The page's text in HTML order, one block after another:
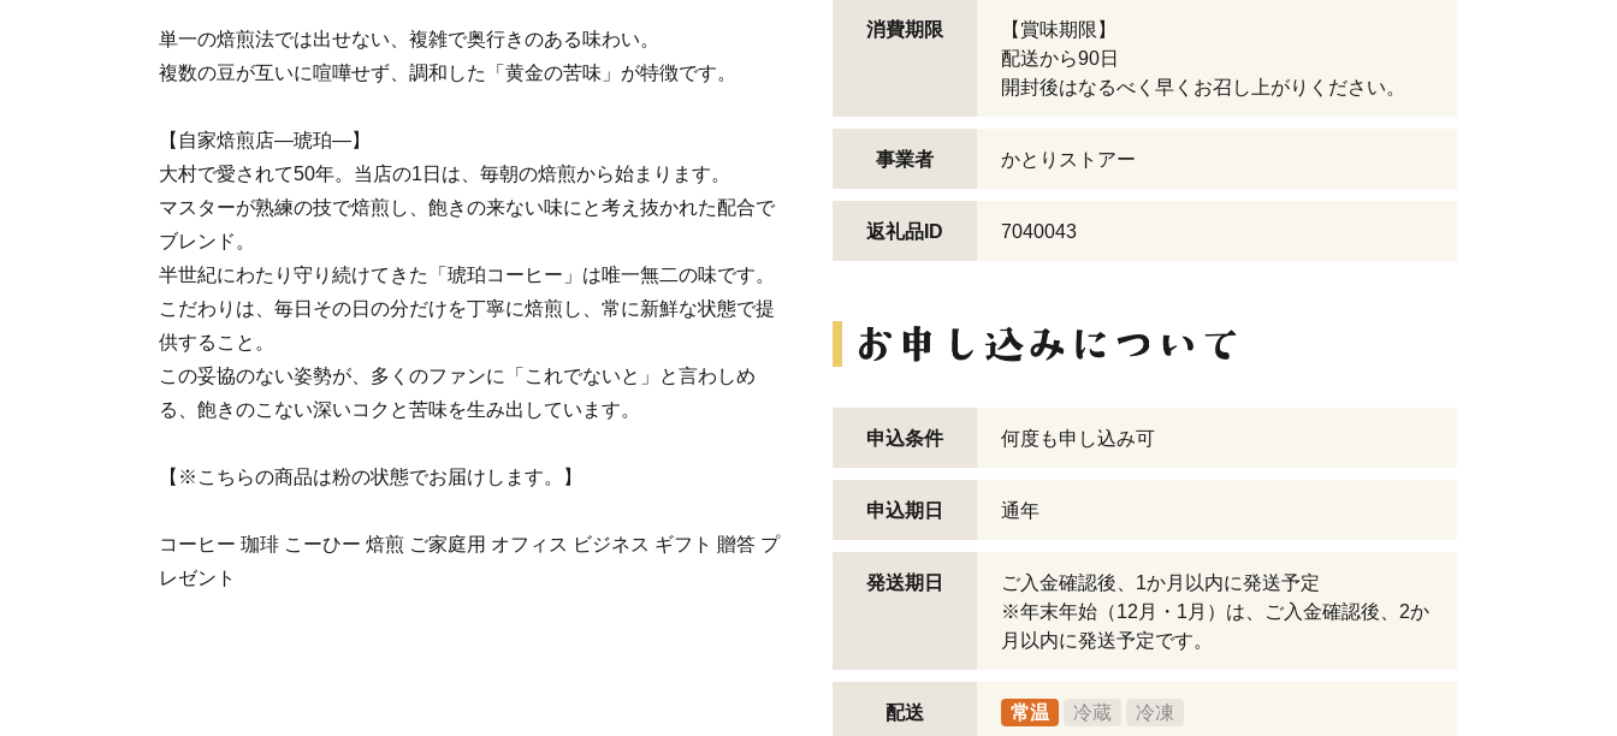
単一の焙煎法では出せない、複雑で奥行きのある味わい。
複数の豆が互いに喧嘩せず、調和した「黄金の苦味」が特徴です。
【自家焙煎店―琥珀―】
大村で愛されて50年。当店の1日は、毎朝の焙煎から始まります。
マスターが熟練の技で焙煎し、飽きの来ない味にと考え抜かれた配合で
ブレンド。
半世紀にわたり守り続けてきた「琥珀コーヒー」は唯一無二の味です。
こだわりは、毎日その日の分だけを丁寧に焙煎し、常に新鮮な状態で提
供すること。
この妥協のない姿勢が、多くのファンに「これでないと」と言わしめ
る、飽きのこない深いコクと苦味を生み出しています。
【※こちらの商品は粉の状態でお届けします。】
コーヒー 珈琲 こーひー 焙煎 ご家庭用 オフィス ビジネス ギフト 贈答 プ
レゼント
消費期限
【賞味期限】
配送から90日
開封後はなるべく早くお召し上がりください。
事業者 かとりストアー
返礼品ID 7040043
申込条件 何度も申し込み可
申込期日 通年
発送期日
ご入金確認後、1か月以内に発送予定
※年末年始（12月・1月）は、ご入金確認後、2か
月以内に発送予定です。
配送 常温 冷蔵 冷凍